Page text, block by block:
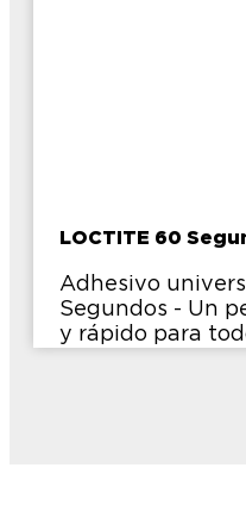
LOCTITE 60
Adhesivo
Segundos - Un
y rápido para